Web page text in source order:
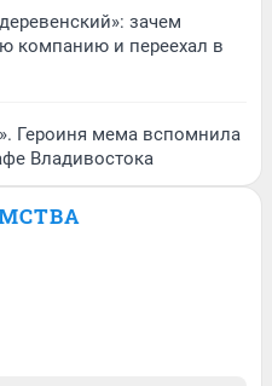
зачем
компанию и переехал в
Героиня мема вспомнила
Владивостока